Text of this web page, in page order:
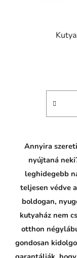
Annyira
nyújtaná
leghidegebb
teljesen védve
boldogan,
kutyaház nem
otthon
gondosan